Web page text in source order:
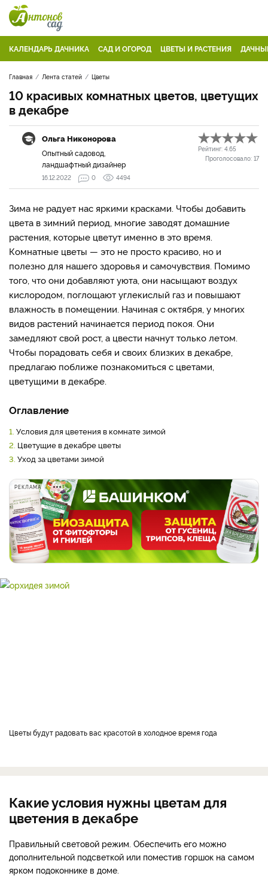
КАЛЕНДАРЬ ДАЧНИКА САД И ОГОРОД ЦВЕТЫ И РАСТЕНИЯ
Главная Лента статей Цветы
10 красивых комнатных цветов, цветущих
в декабре
Ольга Никонорова
Опытный садовод,
ландшафтный дизайнер
Рейтинг: 4.65
Проголосовало: 17
16.12.2022 0 4494
Зима не радует нас яркими красками. Чтобы добавить
цвета в зимний период, многие заводят домашние
растения, которые цветут именно в это время.
Комнатные цветы — это не просто красиво, но и
полезно для нашего здоровья и самочувствия. Помимо
того, что они добавляют уюта, они насыщают воздух
кислородом, поглощают углекислый газ и повышают
влажность в помещении. Начиная с октября, у многих
видов растений начинается период покоя. Они
замедляют свой рост, а цвести начнут только летом.
Чтобы порадовать себя и своих близких в декабре,
предлагаю поближе познакомиться с цветами,
цветущими в декабре.
Оглавление
1. Условия для цветения в комнате зимой
2. Цветущие в декабре цветы
3. Уход за цветами зимой
РЕКЛАМА
Цветы будут радовать вас красотой в холодное время года
Какие условия нужны цветам для
цветения в декабре
Правильный световой режим. Обеспечить его можно
дополнительной подсветкой или поместив горшок на самом
ярком подоконнике в доме.